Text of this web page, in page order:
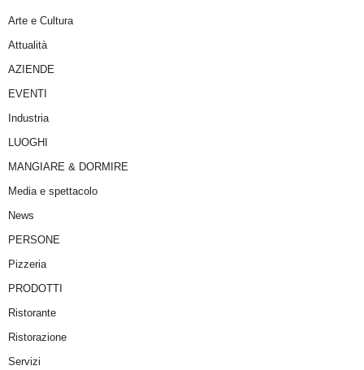
Arte e Cultura
Attualità
AZIENDE
EVENTI
Industria
LUOGHI
MANGIARE & DORMIRE
Media e spettacolo
News
PERSONE
Pizzeria
PRODOTTI
Ristorante
Ristorazione
Servizi